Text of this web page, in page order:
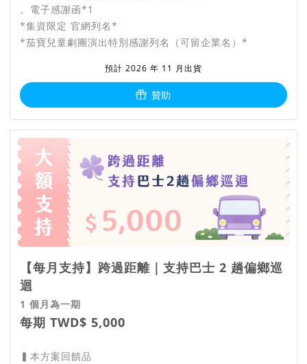
。電子感謝函*1
*集資限定 官網列名*
*茄寶兒童劇團演出特別感謝列名（可留企業名）*
預計 2026 年 11 月出貨
贊助
【每月支持】跨過距離｜支持巴士 2 趟偏鄉巡
迴
1 個月為一期
每期 TWD$ 5,000
▍本方案回饋品